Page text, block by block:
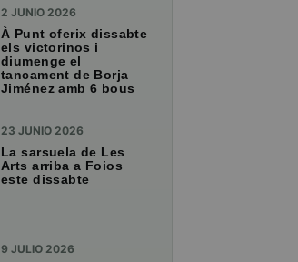
2 JUNIO 2026
À Punt oferix dissabte
els victorinos i
diumenge el
tancament de Borja
Jiménez amb 6 bous
23 JUNIO 2026
La sarsuela de Les
Arts arriba a Foios
este dissabte
9 JULIO 2026